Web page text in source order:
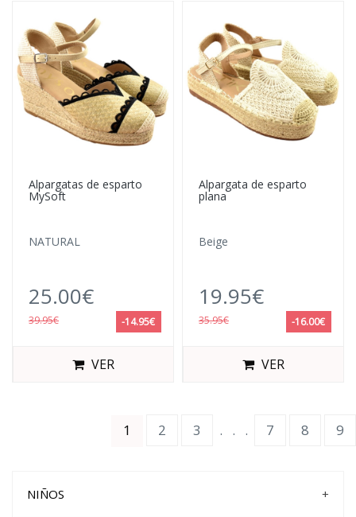
Alpargatas de esparto
MySoft
NATURAL
25.00€
39.95€ -14.95€
VER
Alpargata de esparto
plana
Beige
19.95€
35.95€ -16.00€
VER
1 (current)
2 3 . . . 7 8 9
NIÑOS +